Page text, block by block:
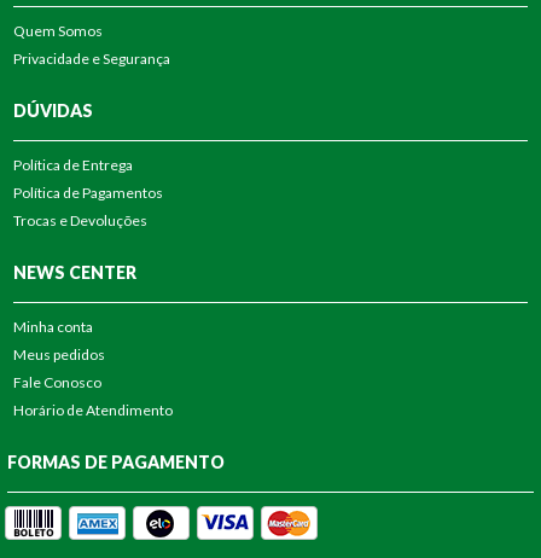
Quem Somos
Privacidade e Segurança
DÚVIDAS
Política de Entrega
Política de Pagamentos
Trocas e Devoluções
NEWS CENTER
Minha conta
Meus pedidos
Fale Conosco
Horário de Atendimento
FORMAS DE PAGAMENTO